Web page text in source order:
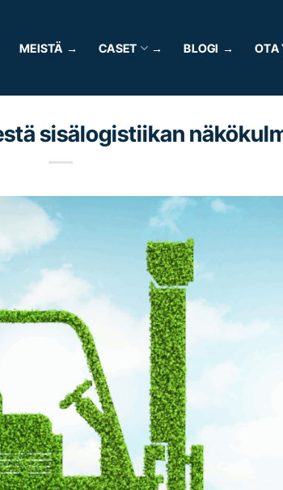
MEISTÄ CASET BLOGI OTA
sisälogistiikan